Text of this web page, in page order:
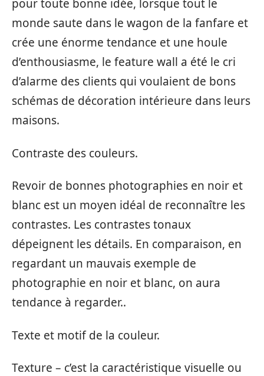
pour toute bonne idée, lorsque tout le
monde saute dans le wagon de la fanfare et
crée une énorme tendance et une houle
d’enthousiasme, le feature wall a été le cri
d’alarme des clients qui voulaient de bons
schémas de décoration intérieure dans leurs
maisons.
Contraste des couleurs.
Revoir de bonnes photographies en noir et
blanc est un moyen idéal de reconnaître les
contrastes. Les contrastes tonaux
dépeignent les détails. En comparaison, en
regardant un mauvais exemple de
photographie en noir et blanc, on aura
tendance à regarder..
Texte et motif de la couleur.
Texture – c’est la caractéristique visuelle ou